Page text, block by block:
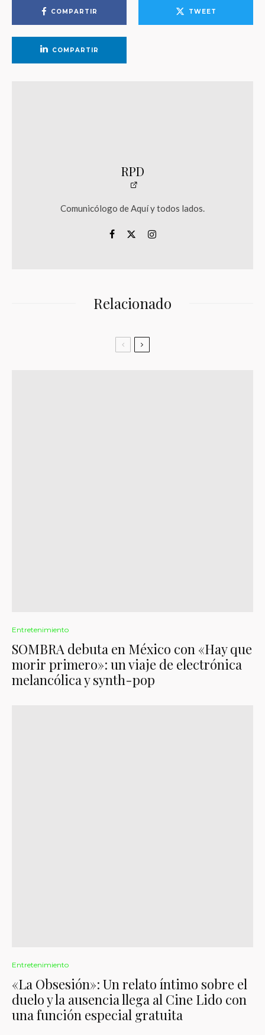
COMPARTIR TWEET
COMPARTIR
RPD
Comunicólogo de Aquí y todos lados.
Relacionado
Entretenimiento
SOMBRA debuta en México con «Hay que
morir primero»: un viaje de electrónica
melancólica y synth-pop
Entretenimiento
«La Obsesión»: Un relato íntimo sobre el
duelo y la ausencia llega al Cine Lido con
una función especial gratuita